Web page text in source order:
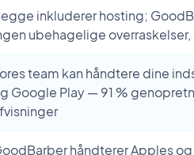
inkluderer hosting;
ubehagelige
team kan håndtere dine
Google Play — 91 %
håndterer Apples